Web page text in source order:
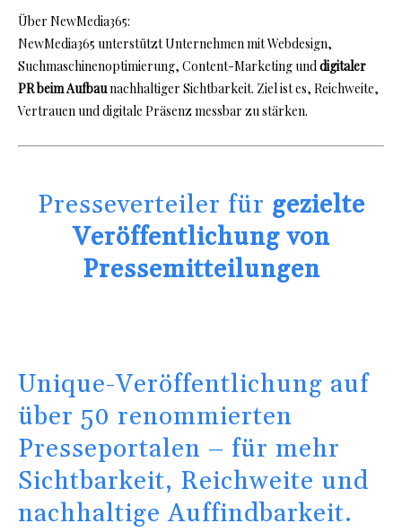
Über NewMedia365:
NewMedia365 unterstützt Unternehmen mit Webdesign,
Suchmaschinenoptimierung, Content-Marketing unddigitaler
PR beim Aufbaunachhaltiger Sichtbarkeit. Ziel ist es, Reichweite,
Vertrauen und digitale Präsenz messbar zu stärken.
Presseverteiler für gezielte
Veröffentlichung von
Pressemitteilungen
Unique-Veröffentlichung auf
über 50 renommierten
Presseportalen – für mehr
Sichtbarkeit, Reichweite und
nachhaltige Auffindbarkeit.